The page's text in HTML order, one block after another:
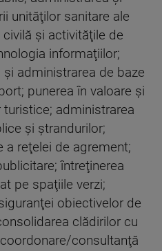
unităţilor sanitare ale
şi activităţile de
informaţiilor;
administrarea de baze
punerea în valoare şi
administrarea
şi ştrandurilor;
a reţelei de agrement;
întreţinerea
pe spaţiile verzi;
obiectivelor de
clădirilor cu
consultanţă